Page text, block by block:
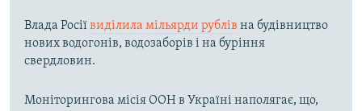
Влада Росіївиділила мільярди рублів на будівництво
нових водогонів, водозаборів і на буріння
свердловин.
Моніторингова місія ООН в Україні наполягає, що,